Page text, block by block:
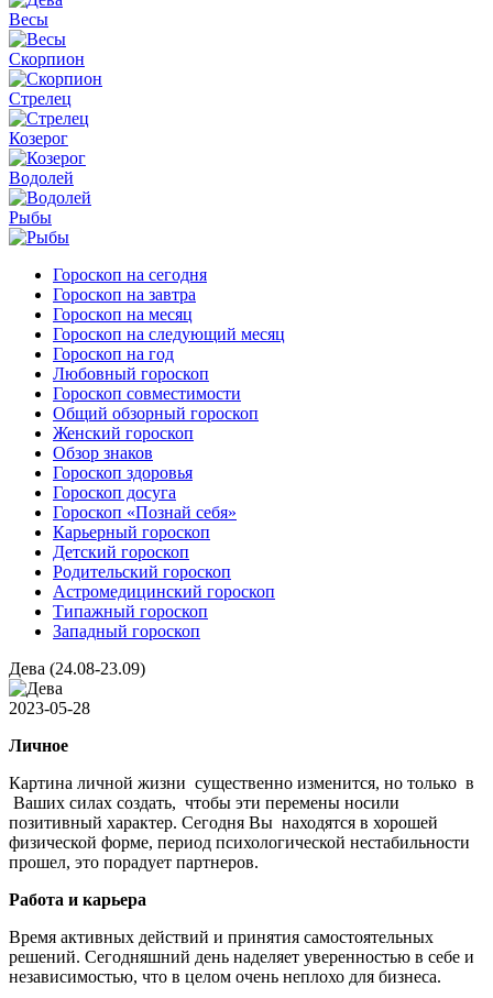
Весы
Скорпион
Стрелец
Козерог
Водолей
Рыбы
Гороскоп на сегодня
Гороскоп на завтра
Гороскоп на месяц
Гороскоп на следующий месяц
Гороскоп на год
Любовный гороскоп
Гороскоп совместимости
Общий обзорный гороскоп
Женский гороскоп
Обзор знаков
Гороскоп здоровья
Гороскоп досуга
Гороскоп «Познай себя»
Карьерный гороскоп
Детский гороскоп
Родительский гороскоп
Астромедицинский гороскоп
Типажный гороскоп
Западный гороскоп
Дева (24.08-23.09)
2023-05-28
Личное
Картина личной жизни существенно изменится, но только в
Ваших силах создать, чтобы эти перемены носили
позитивный характер. Сегодня Вы находятся в хорошей
физической форме, период психологической нестабильности
прошел, это порадует партнеров.
Работа и карьера
Время активных действий и принятия самостоятельных
решений. Сегодняшний день наделяет уверенностью в себе и
независимостью, что в целом очень неплохо для бизнеса.